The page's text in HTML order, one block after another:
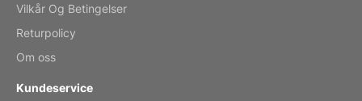
by Anne
Vilkår Og Betingelser
Returpolicy
Om oss
Kundeservice